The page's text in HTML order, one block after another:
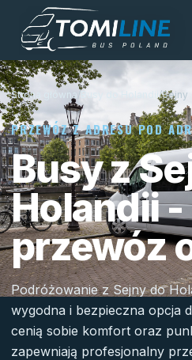
Przejdź do treści
Strona główna / Busy do Holandii/Sejny
PRZEWÓZ Z ADRESU POD
Busy z
Holandii -
przewóz
Podróżowanie z Sejny do
wygodna i bezpieczna opcja
cenią sobie komfort oraz
zapewniają profesjonalny